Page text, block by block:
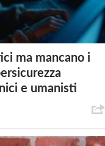
ma mancano i
e umanisti